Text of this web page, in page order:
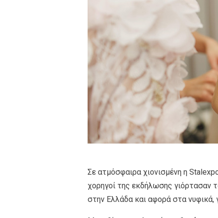
Σε ατμόσφαιρα χιονισμένη η
χορηγοί της εκδήλωσης γιόρτασαν
στην Ελλάδα και αφορά στα νυφικά,